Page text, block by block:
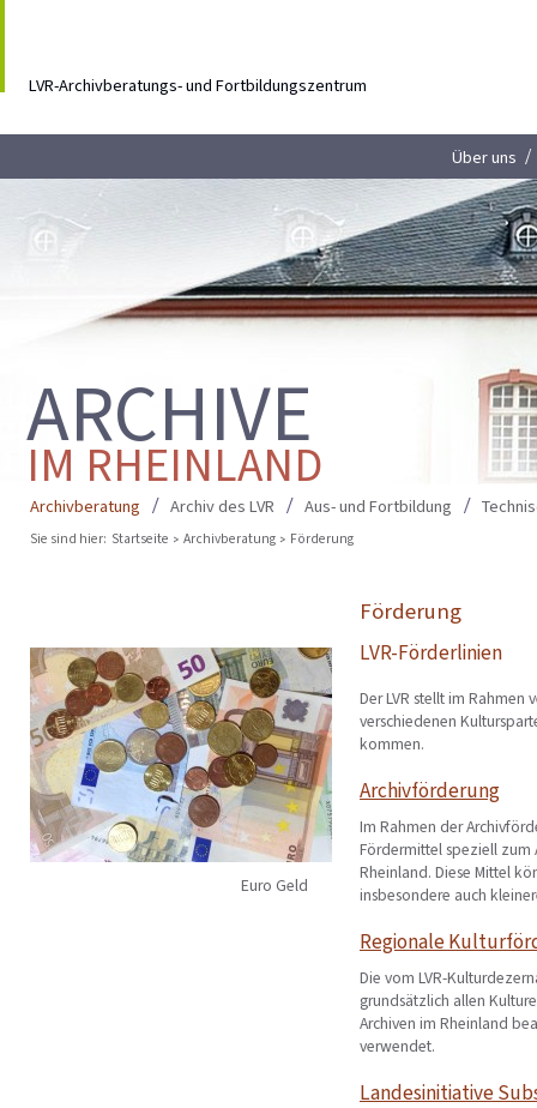
LVR-Archivberatungs- und Fortbildungszentrum
Über uns
ARCHIVE
IM RHEINLAND
Archivberatung Archiv des LVR Aus- und Fortbildung
Sie sind hier: Startseite Archivberatung Förderung
Förderung
Euro Geld
LVR-Förderlinien
Der LVR stellt im
verschiedenen
kommen.
Archivförderung
Im Rahmen der
Fördermittel speziell zum
Rheinland. Diese Mittel
insbesondere auch
Regionale
Die vom LVR-
grundsätzlich allen
Archiven im Rheinland
verwendet.
Landesinitiative